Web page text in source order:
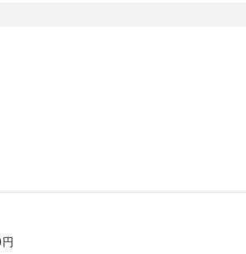
円